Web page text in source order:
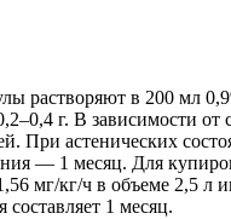
растворяют в 200 мл
г. В зависимости от
астенических
— 1 месяц. Для
кг/ч в объеме 2,5 л
1 месяц.